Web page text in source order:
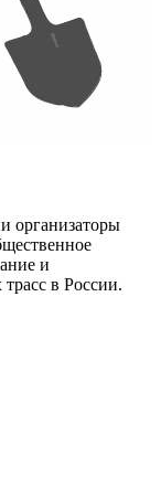
организаторы
и
в России.